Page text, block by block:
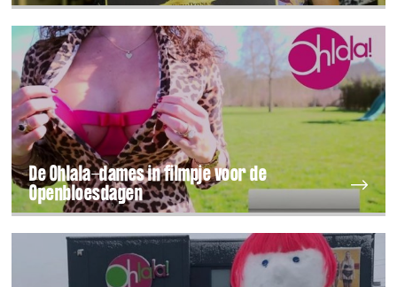
De Ohlala-dames in filmpje voor de
Openbloesdagen